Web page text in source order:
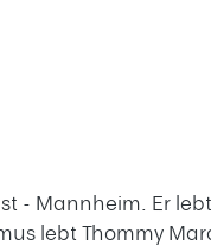
- Mannheim. Er
lebt Thommy